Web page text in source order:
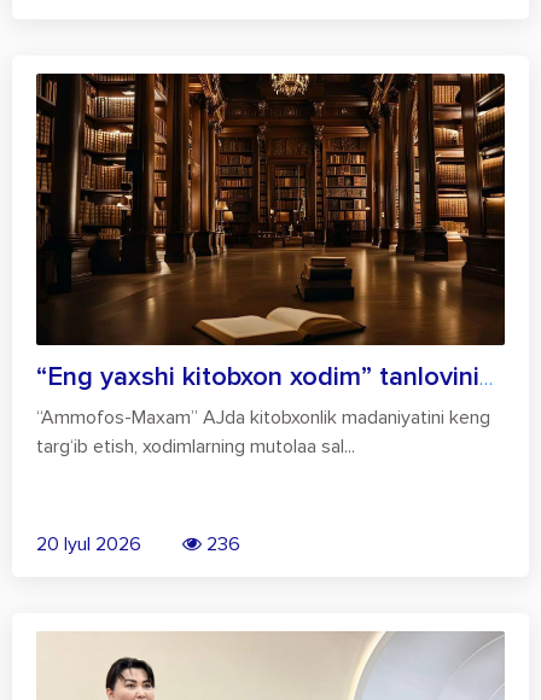
“Eng yaxshi kitobxon xodim” tanlovining...
“Ammofos-Maxam” AJda kitobxonlik madaniyatini keng
targ‘ib etish, xodimlarning mutolaa sal...
20 Iyul 2026 236